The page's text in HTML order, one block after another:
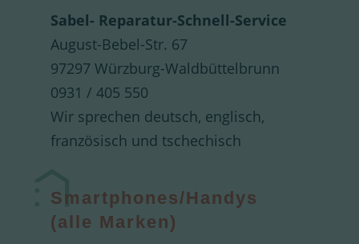
Sabel- Reparatur-Schnell-Service
August-Bebel-Str. 67
97297 Würzburg-Waldbüttelbrunn
0931 / 405 550
Wir sprechen deutsch, englisch,
französisch und tschechisch
Smartphones/Handys
(alle Marken)